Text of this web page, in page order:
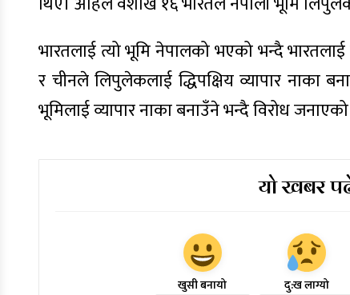
भारतलाई त्यो भूमि नेपालको भएको भन्दै
र चीनले लिपुलेकलाई द्धिपक्षिय व्यापार
भूमिलाई व्यापार नाका बनाउँने भन्दै विरोध जनाएको
यो खबर
खुसी बनायो दु:ख लाग्यो